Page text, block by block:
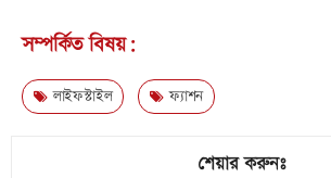
সম্পর্কিত বিষয়:
লাইফস্টাইল ফ্যাশন
শেয়ার করুনঃ